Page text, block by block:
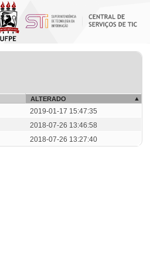
ALTERADO
2019-01-17 15:47:35
2018-07-26 13:46:58
2018-07-26 13:27:40